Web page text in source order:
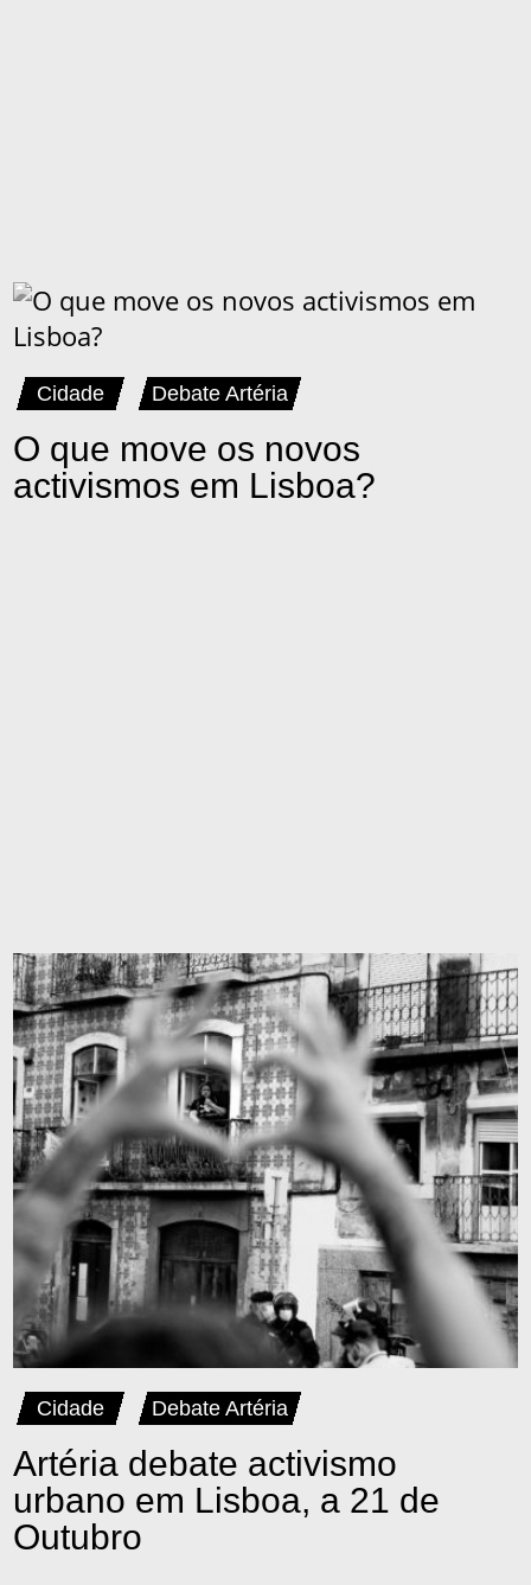
O que move os novos
activismos em Lisboa?
Cidade Debate Artéria
Artéria debate activismo
urbano em Lisboa, a 21 de
Outubro
Cidade Debate Artéria